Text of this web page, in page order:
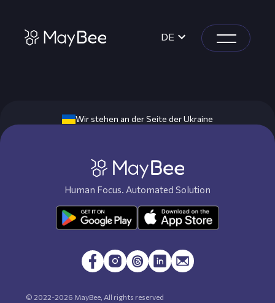
DE
Wir stehen an der Seite der Ukraine
Human Focus. Automated Solution
© 2022-2026 MayBee, All rights reserved